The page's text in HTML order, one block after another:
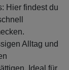
Hier findest du
Alltag und
Ideal für